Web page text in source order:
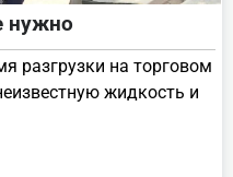
нужно
разгрузки на торговом
жидкость и